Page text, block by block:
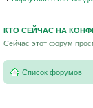
КТО СЕЙЧАС НА
Сейчас этот форум
Список форумов